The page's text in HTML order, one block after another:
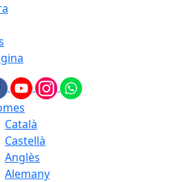
Català
Castellà
Anglès
Alemany